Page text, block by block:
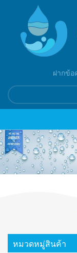
ฝากข้อ
หมวดหมู่สินค้า